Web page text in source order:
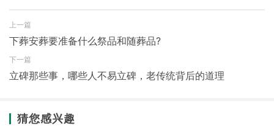
上一篇
下葬安葬要准备什么祭品和随葬品?
下一篇
立碑那些事，哪些人不易立碑，老传统背后的道理
猜您感兴趣